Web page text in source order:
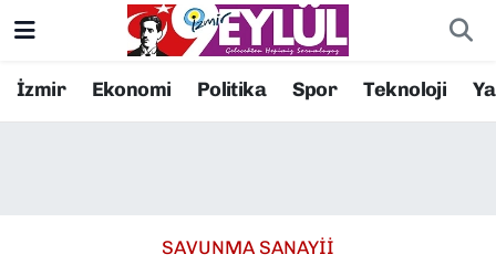
İzmir Ekonomi Politika Spor Teknoloji
SAVUNMA SANAYİİ
Resmi İlanlar
Konak Nöbetçi Eczaneler
Süper Lig Puan Durumu ve Fikstür